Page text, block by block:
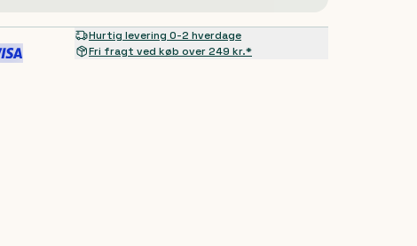
Hurtig levering 0-2 hverdage
Fri fragt ved køb over 249 kr.*